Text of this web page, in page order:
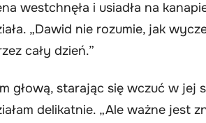
westchnęła i usiadła na
„Dawid nie rozumie, jak
cały dzień.”
głową, starając się wczuć w jej
delikatnie. „Ale ważne jest